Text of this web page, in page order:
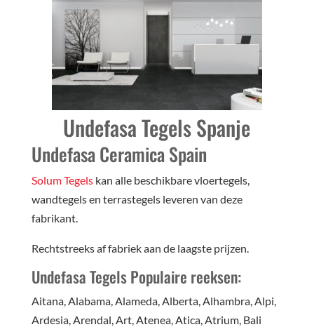
Undefasa Tegels Spanje
Undefasa Ceramica Spain
Solum Tegelskan alle beschikbare vloertegels,
wandtegels en terrastegels leveren van deze
fabrikant.
Rechtstreeks af fabriek aan de laagste prijzen.
UndefasaTegels Populaire reeksen:
Aitana, Alabama, Alameda, Alberta, Alhambra, Alpi,
Ardesia, Arendal, Art, Atenea, Atica, Atrium, Bali